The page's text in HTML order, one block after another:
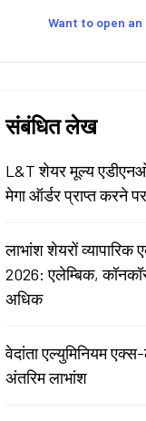
Want to open
संबंधित लेख
L&T शेयर मूल्य
मेगा ऑर्डर प्राप्त करने
लाभांश शेयरों
2026: एलेम्बिक,
अधिक
वेदांता एल्युमिनियम
अंतरिम लाभांश